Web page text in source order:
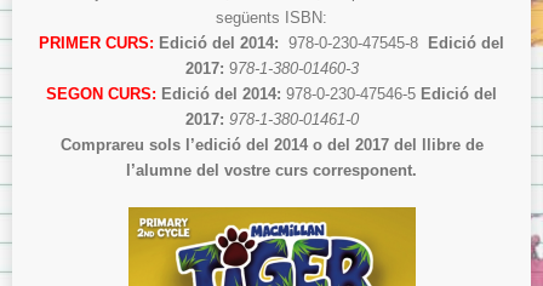
següents ISBN:
PRIMER CURS: Edició del 2014: 978-0-230-47545-8
Edició del
2017: 978-1-380-01460-3
SEGON CURS: Edició del 2014: 978-0-230-47546-5 Edició del
2017: 978-1-380-01461-0
Comprareu sols l’edició del 2014 o del 2017 del llibre de
l’alumne del vostre curs corresponent.